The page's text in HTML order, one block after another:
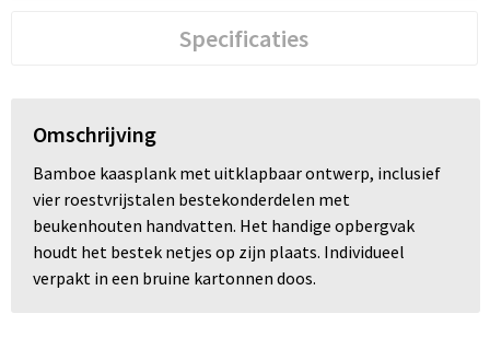
Specificaties
Omschrijving
Bamboe kaasplank met uitklapbaar ontwerp, inclusief
vier roestvrijstalen bestekonderdelen met
beukenhouten handvatten. Het handige opbergvak
houdt het bestek netjes op zijn plaats. Individueel
verpakt in een bruine kartonnen doos.